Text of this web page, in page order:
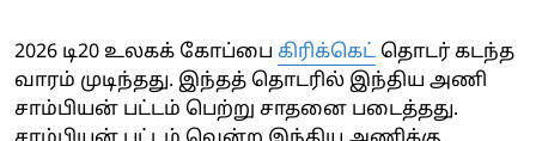
2026 டி20 உலகக் கோப்பை கிரிக்கெட் தொடர் கடந்த
வாரம் முடிந்தது. இந்தத் தொடரில் இந்திய அணி
சாம்பியன் பட்டம் பெற்று சாதனை படைத்தது.